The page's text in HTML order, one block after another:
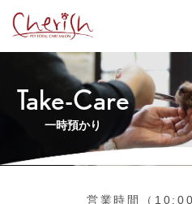
Take-Care
一時預かり
営業時間（